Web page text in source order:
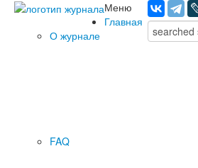
Меню
Главная
О журнале
FAQ